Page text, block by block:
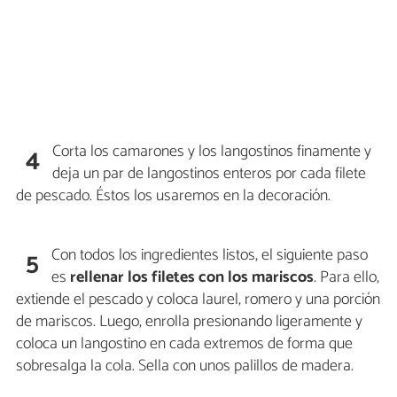
4 Corta los camarones y los langostinos finamente y
deja un par de langostinos enteros por cada filete
de pescado. Éstos los usaremos en la decoración.
5 Con todos los ingredientes listos, el siguiente paso
es rellenar los filetes con los mariscos. Para ello,
extiende el pescado y coloca laurel, romero y una porción
de mariscos. Luego, enrolla presionando ligeramente y
coloca un langostino en cada extremos de forma que
sobresalga la cola. Sella con unos palillos de madera.